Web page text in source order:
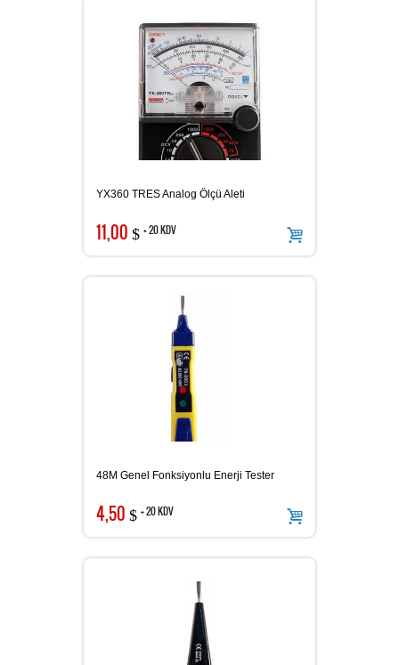
YX360 TRES Analog Ölçü Aleti
11,00 $ + 20 KDV
48M Genel Fonksiyonlu Enerji Tester
4,50 $ + 20 KDV